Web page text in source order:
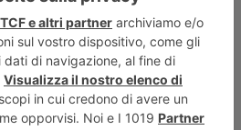
Rivara con
di festival